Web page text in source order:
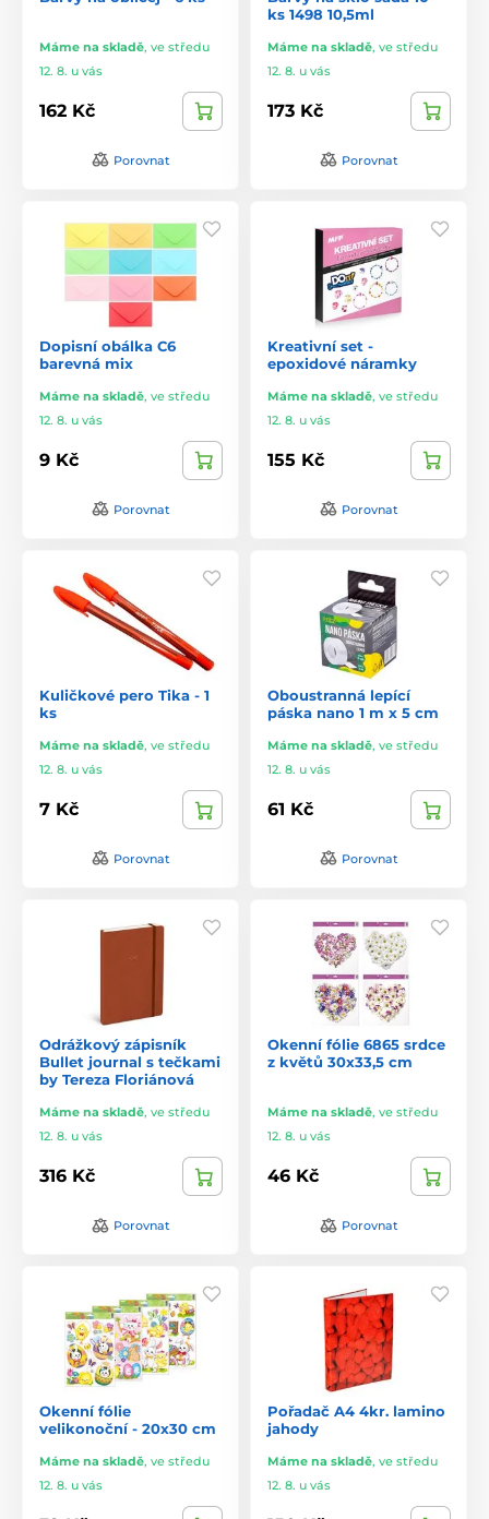
Máme na skladě, ve středu
12. 8. u vás
162 Kč
Porovnat
ks 1498 10,5ml
Máme na skladě, ve středu
12. 8. u vás
173 Kč
Porovnat
Dopisní obálka C6
barevná mix
Máme na skladě, ve středu
12. 8. u vás
9 Kč
Porovnat
Kreativní set -
epoxidové náramky
Máme na skladě, ve středu
12. 8. u vás
155 Kč
Porovnat
Kuličkové pero Tika - 1
ks
Máme na skladě, ve středu
12. 8. u vás
7 Kč
Porovnat
Oboustranná lepící
páska nano 1 m x 5 cm
Máme na skladě, ve středu
12. 8. u vás
61 Kč
Porovnat
Odrážkový zápisník
Bullet journal s tečkami
by Tereza Floriánová
Máme na skladě, ve středu
12. 8. u vás
316 Kč
Porovnat
Okenní fólie 6865 srdce
z květů 30x33,5 cm
Máme na skladě, ve středu
12. 8. u vás
46 Kč
Porovnat
Okenní fólie
velikonoční - 20x30 cm
Máme na skladě, ve středu
12. 8. u vás
Pořadač A4 4kr. lamino
jahody
Máme na skladě, ve středu
12. 8. u vás